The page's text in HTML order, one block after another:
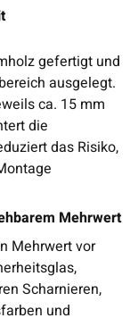
gefertigt und
ausgelegt.
ca. 15 mm
die
das Risiko,
Mehrwert
Mehrwert vor
Scharnieren,
und